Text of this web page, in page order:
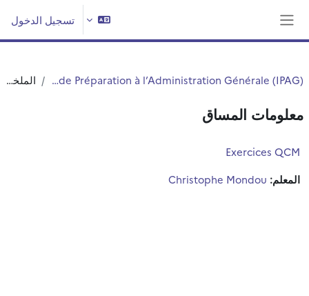
تسجيل الدخول
Institut de Préparation à l’Administration Générale (IPAG) الملخص
معلومات المساق
Exercices QCM
المعلم: Christophe Mondou